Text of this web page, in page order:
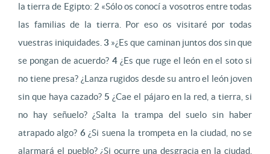
la tierra de Egipto: 2 «Sólo os conocí a vosotros entre todas
las familias de la tierra. Por eso os visitaré por todas
vuestras iniquidades.3 »¿Es que caminan juntos dos sin que
se pongan de acuerdo? 4¿Es que ruge el león en el soto si
no tiene presa? ¿Lanza rugidos desde su antro el león joven
sin que haya cazado?5 ¿Cae el pájaro en la red, a tierra, si
no hay señuelo? ¿Salta la trampa del suelo sin haber
atrapado algo? 6¿Si suena la trompeta en la ciudad, no se
alarmará el pueblo? ¿Si ocurre una desgracia en la ciudad,